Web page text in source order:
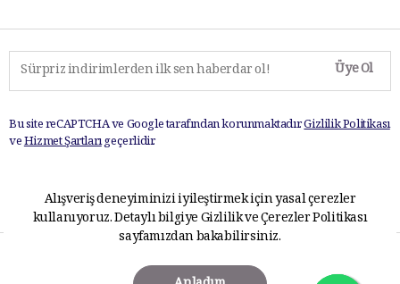
Alışveriş deneyiminizi iyileştirmek için yasal çerezler
kullanıyoruz. Detaylı bilgiyeGizlilik ve Çerezler Politikası
sayfamızdan bakabilirsiniz.
Üye Ol
Bu site reCAPTCHA ve Google tarafından korunmaktadır.Gizlilik Politikası
veHizmet Şartlarıgeçerlidir.
TabloPlus.com © 2025 Tüm hakları saklıdır